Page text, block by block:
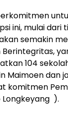
ini, mulai dari
semakin
104
Maimoen dan
komitmen
).